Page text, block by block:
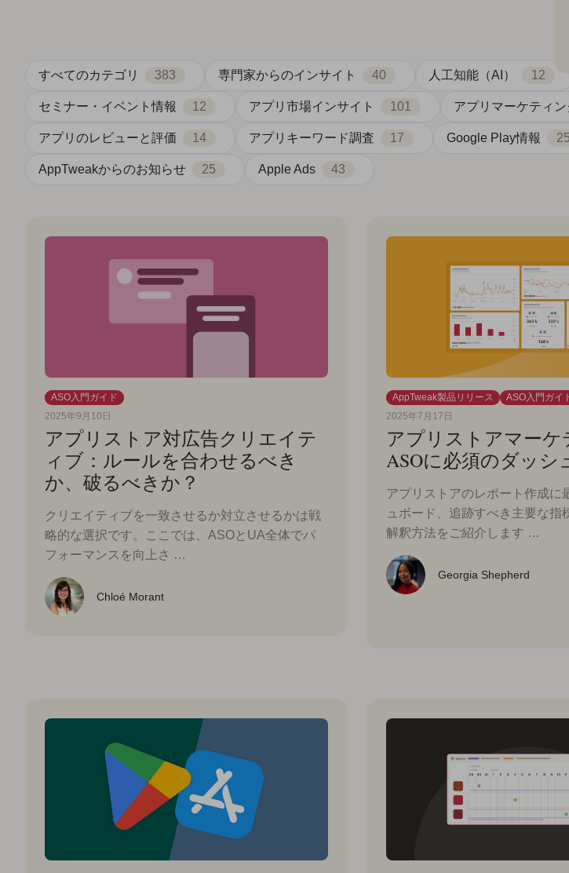
すべてのカテゴリ 383 専門家からのインサイト 40 人工知能（AI） 12
セミナー・イベント情報 12 アプリ市場インサイト 101 アプリマーケティ
アプリのレビューと評価 14 アプリキーワード調査 17 Google Play情報 25
AppTweakからのお知らせ 25 Apple Ads 43
ASO入門ガイド
2025年9月10日
アプリストア対広告クリエイテ
ィブ：ルールを合わせるべき
か、破るべきか？
クリエイティブを一致させるか対立させるかは戦
略的な選択です。ここでは、ASOとUA全体でパ
フォーマンスを向上さ …
Chloé Morant
AppTweak製品リリース ASO入門ガイ
2025年7月17日
アプリストアマーケ
ASOに必須のダッシ
アプリストアのレポート作成に
ュボード、追跡すべき主要な指
解釈方法をご紹介します …
Georgia Shepherd